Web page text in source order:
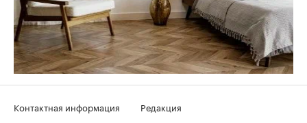
Контактная информация
Редакция